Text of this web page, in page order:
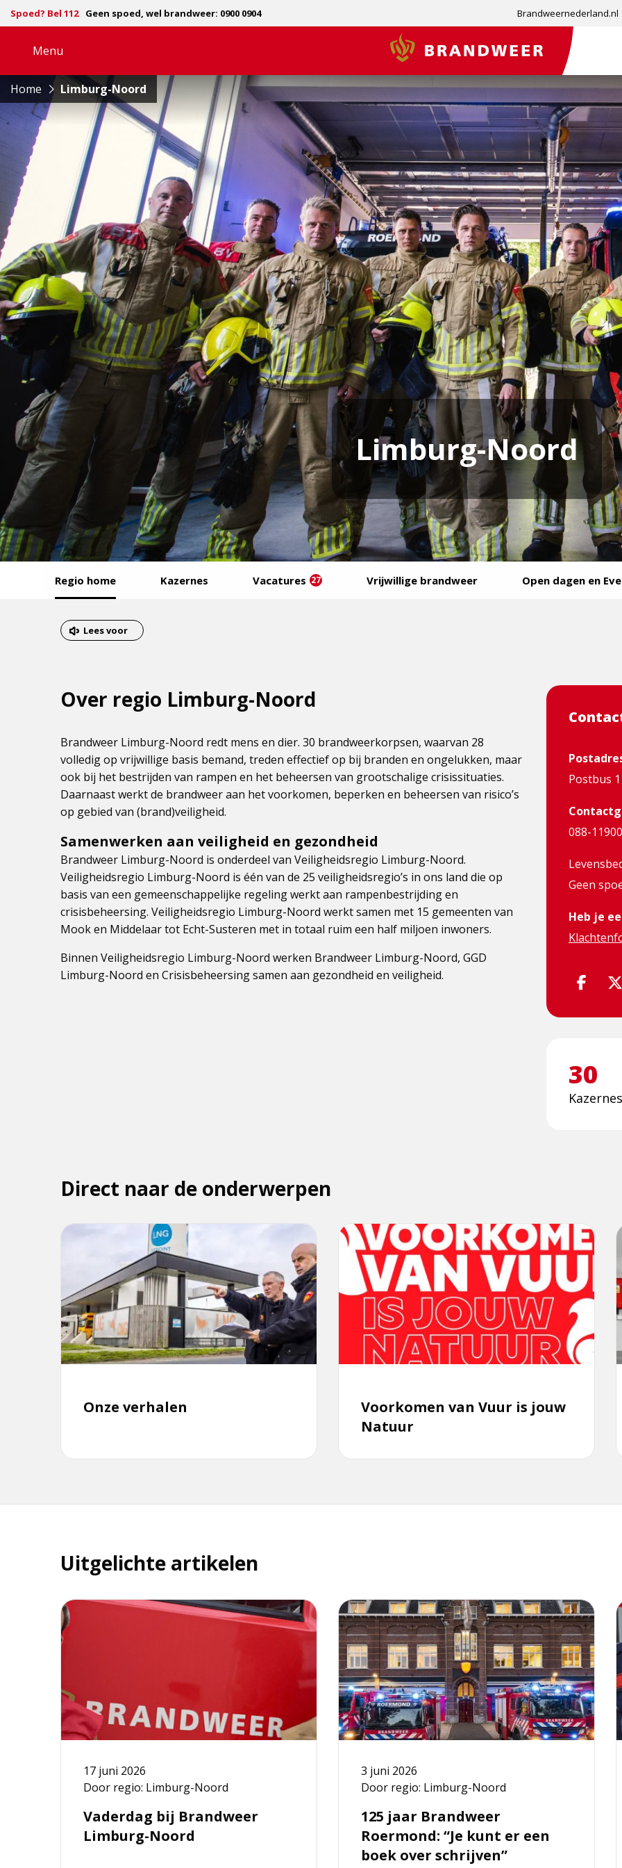
Spoed? Bel 112 Geen spoed, wel brandweer: 0900 0904 Brandweernederland.nl
Menu
navigatie
Brandweer
Home Limburg-Noord
Limburg-Noord
Regio home Kazernes Vacatures 27 Vrijwillige brandweer Open dagen en
Lees voor
Over regio Limburg-Noord
Brandweer Limburg-Noord redt mens en dier. 30 brandweerkorpsen, waarvan 28
volledig op vrijwillige basis bemand, treden effectief op bij branden en ongelukken, maar
ook bij het bestrijden van rampen en het beheersen van grootschalige crisissituaties.
Daarnaast werkt de brandweer aan het voorkomen, beperken en beheersen van risico’s
op gebied van (brand)veiligheid.
Samenwerken aan veiligheid en gezondheid
Brandweer Limburg-Noord is onderdeel van Veiligheidsregio Limburg-Noord.
Veiligheidsregio Limburg-Noord is één van de 25 veiligheidsregio’s in ons land die op
basis van een gemeenschappelijke regeling werkt aan rampenbestrijding en
crisisbeheersing. Veiligheidsregio Limburg-Noord werkt samen met 15 gemeenten van
Mook en Middelaar tot Echt-Susteren met in totaal ruim een half miljoen inwoners.
Binnen Veiligheidsregio Limburg-Noord werken Brandweer Limburg-Noord, GGD
Limburg-Noord en Crisisbeheersing samen aan gezondheid en veiligheid.
Postbus
088-
Geen
Heb je
Volg
30
Kazernes
Direct naar de onderwerpen
Onze verhalen
Lees
verhalen
Voorkomen van Vuur is jouw
Natuur
Lees
meer
over
Voorkomen
van
Natuur
Uitgelichte artikelen
17 juni 2026
Door regio: Limburg-Noord
Vaderdag bij Brandweer
Limburg-Noord
Lees
meer
over
Brandweer
Limburg-
Noord
3 juni 2026
Door regio: Limburg-Noord
125 jaar Brandweer
Roermond: “Je kunt er een
boek over schrijven”
Lees
meer
over
125
jaar
Brandweer
Roermond:
“Je
kunt
boek
schrijven”